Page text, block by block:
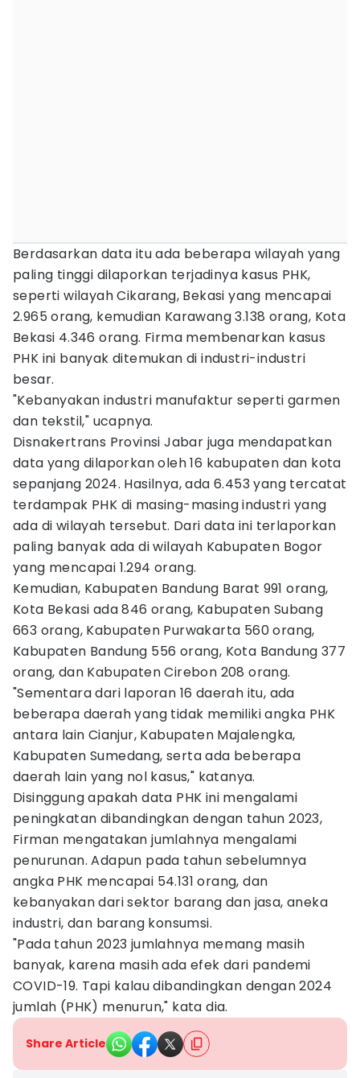
Berdasarkan data itu ada beberapa wilayah yang
paling tinggi dilaporkan terjadinya kasus PHK,
seperti wilayah Cikarang, Bekasi yang mencapai
2.965 orang, kemudian Karawang 3.138 orang, Kota
Bekasi 4.346 orang. Firma membenarkan kasus
PHK ini banyak ditemukan di industri-industri
besar.
"Kebanyakan industri manufaktur seperti garmen
dan tekstil," ucapnya.
Disnakertrans Provinsi Jabar juga mendapatkan
data yang dilaporkan oleh 16 kabupaten dan kota
sepanjang 2024. Hasilnya, ada 6.453 yang tercatat
terdampak PHK di masing-masing industri yang
ada di wilayah tersebut. Dari data ini terlaporkan
paling banyak ada di wilayah Kabupaten Bogor
yang mencapai 1.294 orang.
Kemudian, Kabupaten Bandung Barat 991 orang,
Kota Bekasi ada 846 orang, Kabupaten Subang
663 orang, Kabupaten Purwakarta 560 orang,
Kabupaten Bandung 556 orang, Kota Bandung 377
orang, dan Kabupaten Cirebon 208 orang.
"Sementara dari laporan 16 daerah itu, ada
beberapa daerah yang tidak memiliki angka PHK
antara lain Cianjur, Kabupaten Majalengka,
Kabupaten Sumedang, serta ada beberapa
daerah lain yang nol kasus," katanya.
Disinggung apakah data PHK ini mengalami
peningkatan dibandingkan dengan tahun 2023,
Firman mengatakan jumlahnya mengalami
penurunan. Adapun pada tahun sebelumnya
angka PHK mencapai 54.131 orang, dan
kebanyakan dari sektor barang dan jasa, aneka
industri, dan barang konsumsi.
"Pada tahun 2023 jumlahnya memang masih
banyak, karena masih ada efek dari pandemi
COVID-19. Tapi kalau dibandingkan dengan 2024
jumlah (PHK) menurun," kata dia.
Share Article